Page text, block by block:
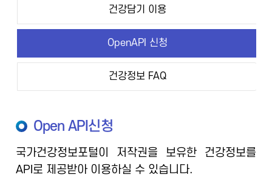
건강담기 이용
OpenAPI 신청
건강정보 FAQ
Open API신청
국가건강정보포털이 저작권을 보유한 건강정보를
API로 제공받아 이용하실 수 있습니다.